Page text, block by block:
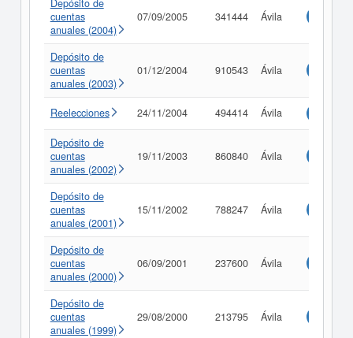
Depósito de
cuentas
anuales (2004)
07/09/2005 341444 Ávila
Depósito de
cuentas
anuales (2003)
01/12/2004 910543 Ávila
Reelecciones 24/11/2004 494414 Ávila
Depósito de
cuentas
anuales (2002)
19/11/2003 860840 Ávila
Depósito de
cuentas
anuales (2001)
15/11/2002 788247 Ávila
Depósito de
cuentas
anuales (2000)
06/09/2001 237600 Ávila
Depósito de
cuentas
anuales (1999)
29/08/2000 213795 Ávila